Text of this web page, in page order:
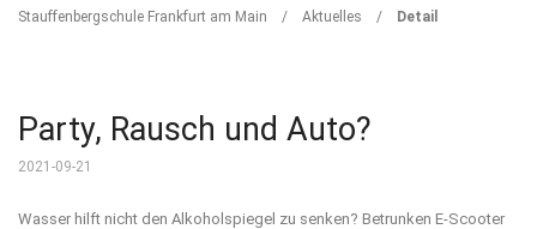
Stauffenbergschule Frankfurt am Main / Aktuelles / Detail
Party, Rausch und Auto?
2021-09-21
Wasser hilft nicht den Alkoholspiegel zu senken? Betrunken E-Scooter